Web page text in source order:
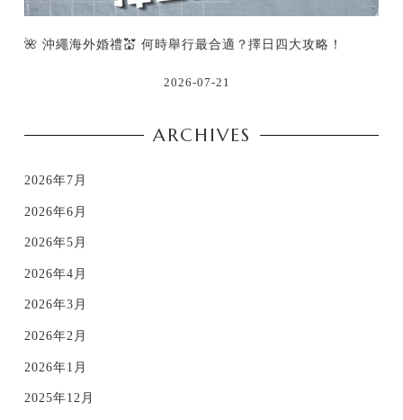
🌺 沖繩海外婚禮💒 何時舉行最合適？擇日四大攻略！
2026-07-21
ARCHIVES
2026年7月
2026年6月
2026年5月
2026年4月
2026年3月
2026年2月
2026年1月
2025年12月